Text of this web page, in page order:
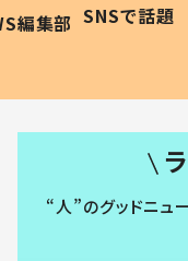
編集部 #令和の子
SNSで話題
“人”のグッドニュ